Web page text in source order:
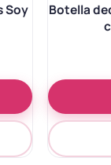
Soy
Botella